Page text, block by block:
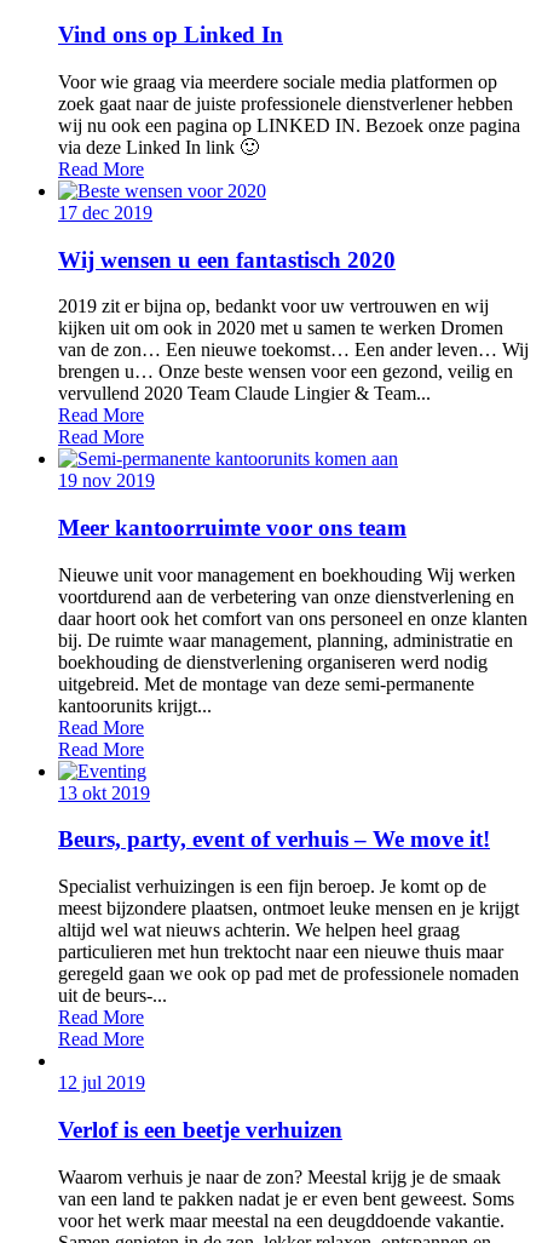
Vind ons op Linked In
Voor wie graag via meerdere sociale media platformen op
zoek gaat naar de juiste professionele dienstverlener hebben
wij nu ook een pagina op LINKED IN. Bezoek onze pagina
via deze Linked In link 🙂
Read More
17 dec 2019
Wij wensen u een fantastisch 2020
2019 zit er bijna op, bedankt voor uw vertrouwen en wij
kijken uit om ook in 2020 met u samen te werken Dromen
van de zon… Een nieuwe toekomst… Een ander leven… Wij
brengen u… Onze beste wensen voor een gezond, veilig en
vervullend 2020 Team Claude Lingier & Team...
Read More
Read More
19 nov 2019
Meer kantoorruimte voor ons team
Nieuwe unit voor management en boekhouding Wij werken
voortdurend aan de verbetering van onze dienstverlening en
daar hoort ook het comfort van ons personeel en onze klanten
bij. De ruimte waar management, planning, administratie en
boekhouding de dienstverlening organiseren werd nodig
uitgebreid. Met de montage van deze semi-permanente
kantoorunits krijgt...
Read More
Read More
13 okt 2019
Beurs, party, event of verhuis – We move it!
Specialist verhuizingen is een fijn beroep. Je komt op de
meest bijzondere plaatsen, ontmoet leuke mensen en je krijgt
altijd wel wat nieuws achterin. We helpen heel graag
particulieren met hun trektocht naar een nieuwe thuis maar
geregeld gaan we ook op pad met de professionele nomaden
uit de beurs-...
Read More
Read More
12 jul 2019
Verlof is een beetje verhuizen
Waarom verhuis je naar de zon? Meestal krijg je de smaak
van een land te pakken nadat je er even bent geweest. Soms
voor het werk maar meestal na een deugddoende vakantie.